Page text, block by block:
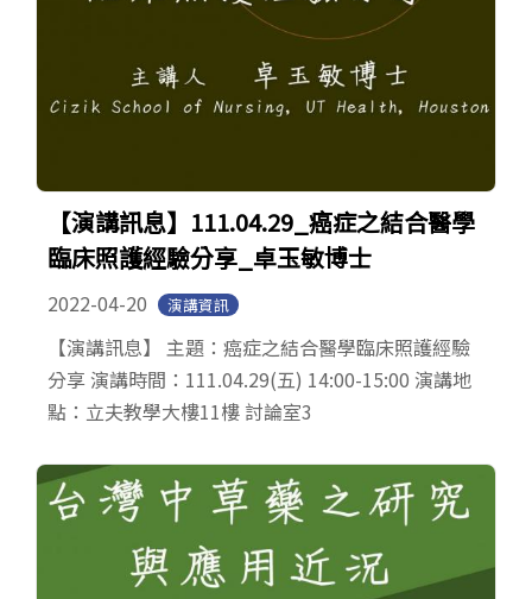
【演講訊息】111.04.29_癌症之結合醫學
臨床照護經驗分享_卓玉敏博士
2022-04-20 演講資訊
【演講訊息】 主題：癌症之結合醫學臨床照護經驗
分享 演講時間：111.04.29(五) 14:00-15:00 演講地
點：立夫教學大樓11樓 討論室3